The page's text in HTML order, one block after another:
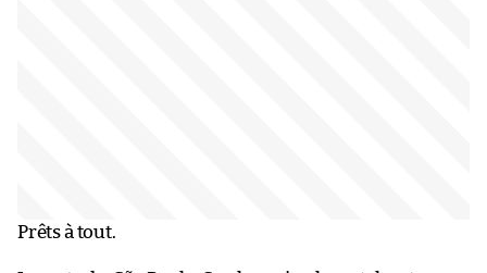
Prêts à tout.